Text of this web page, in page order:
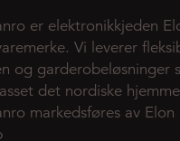
er elektronikkjeden
Vi leverer
og garderobeløsninger
det nordiske
markedsføres av Elon